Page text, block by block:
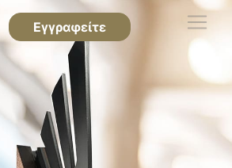
Εγγραφείτε